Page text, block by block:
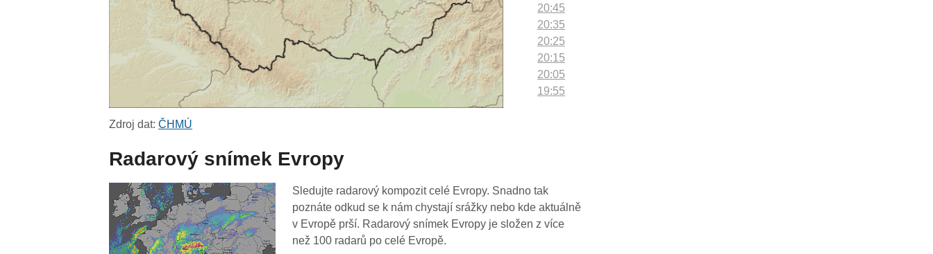
20:45
20:35
20:25
20:15
20:05
19:55
18:55
18:45
18:35
Zdroj dat:ČHMÚ
Radarový snímek Evropy
Sledujte radarový kompozit celé Evropy. Snadno tak
poznáte odkud se k nám chystají srážky nebo kde aktuálně
v Evropě prší. Radarový snímek Evropy je složen z více
než 100 radarů po celé Evropě.